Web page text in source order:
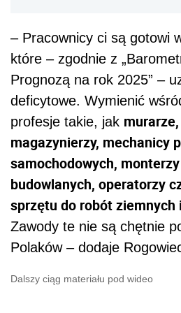
– Pracownicy ci są gotowi
które – zgodnie z
Prognozą na rok 2025” –
deficytowe. Wymienić
profesje takie, jak
magazynierzy, mechanicy
samochodowych,
budowlanych, operatorzy
sprzętu do robót ziemnych
Zawody te nie są chętnie
Polaków – dodaje
Dalszy ciąg materiału pod wideo